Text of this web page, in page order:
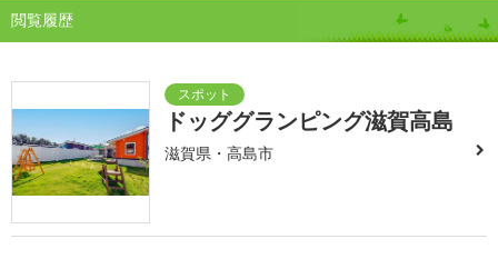
閲覧履歴
ドッググランピング滋賀高島
滋賀県・高島市